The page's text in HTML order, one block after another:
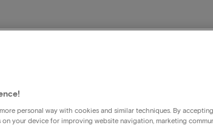
personal way with cookies and similar techniques. By
your device for improving website navigation, marketing